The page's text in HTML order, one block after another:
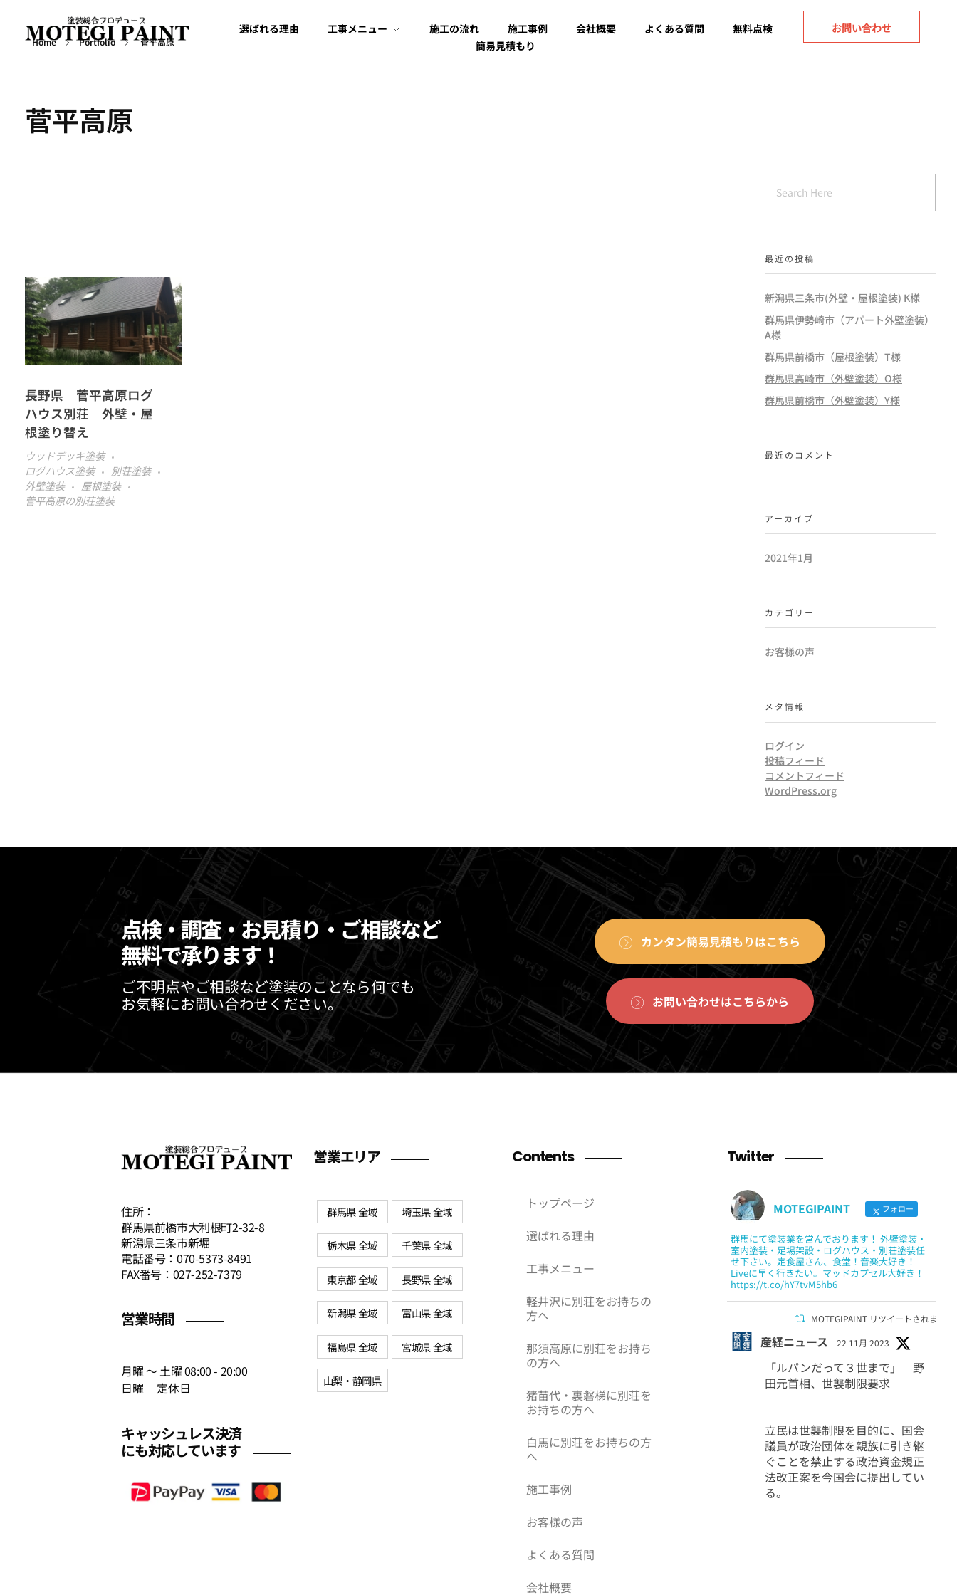
選ばれる理由 工事メニュー 施工の流れ 施工事例 会社概要 よくある質問
無料点検
簡易見積もり
お問い合わせ
Home Portfolio 菅平高原
菅平高原
長野県 菅平高原ログ
ハウス別荘 外壁・屋
根塗り替え
ウッドデッキ塗装
ログハウス塗装
別荘塗装
外壁塗装
屋根塗装
菅平高原の別荘塗装
最近の投稿
新潟県三条市(外壁・屋根塗装) K様
群馬県伊勢崎市（アパート外壁塗装）
A様
群馬県前橋市（屋根塗装）T様
群馬県高崎市（外壁塗装）O様
群馬県前橋市（外壁塗装）Y様
最近のコメント
アーカイブ
2021年1月
カテゴリー
お客様の声
メタ情報
ログイン
投稿フィード
コメントフィード
WordPress.org
点検・調査・お見積り・ご相談など
無料で承ります！
ご不明点やご相談など塗装のことなら何でも
お気軽にお問い合わせください。
カンタン簡易見積もりはこちら
お問い合わせはこちらから
住所：
群馬県前橋市大利根町2-32-8
新潟県三条市新堀
電話番号：070-5373-8491
FAX番号：027-252-7379
営業時間
月曜 〜 土曜 08:00 - 20:00
日曜 定休日
キャッシュレス決済
にも対応しています
営業エリア
群馬県 全域 埼玉県 全域
栃木県 全域 千葉県 全域
東京都 全域 長野県 全域
新潟県 全域 富山県 全域
福島県 全域 宮城県 全域
山梨・静岡県
Contents
トップページ
選ばれる理由
工事メニュー
軽井沢に別荘をお持ちの
方へ
那須高原に別荘をお持ち
の方へ
猪苗代・裏磐梯に別荘を
お持ちの方へ
白馬に別荘をお持ちの方
へ
施工事例
お客様の声
よくある質問
会社概要
Twitter
MOTEGIPAINT フォロー
群馬にて塗装業を営んでおります！ 外壁塗装・
室内塗装・足場架設・ログハウス・別荘塗装任
せ下さい。定食屋さん、食堂！音楽大好き！
Liveに早く行きたい。マッドカプセル大好き！
https://t.co/hY7tvM5hb6
MOTEGIPAINT リツイートされました
産経ニュース 22 11月 2023
「ルパンだって３世まで」 野
田元首相、世襲制限要求
立民は世襲制限を目的に、国会
議員が政治団体を親族に引き継
ぐことを禁止する政治資金規正
法改正案を今国会に提出してい
る。